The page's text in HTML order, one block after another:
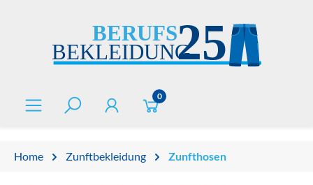
0
Home Zunftbekleidung Zunfthosen